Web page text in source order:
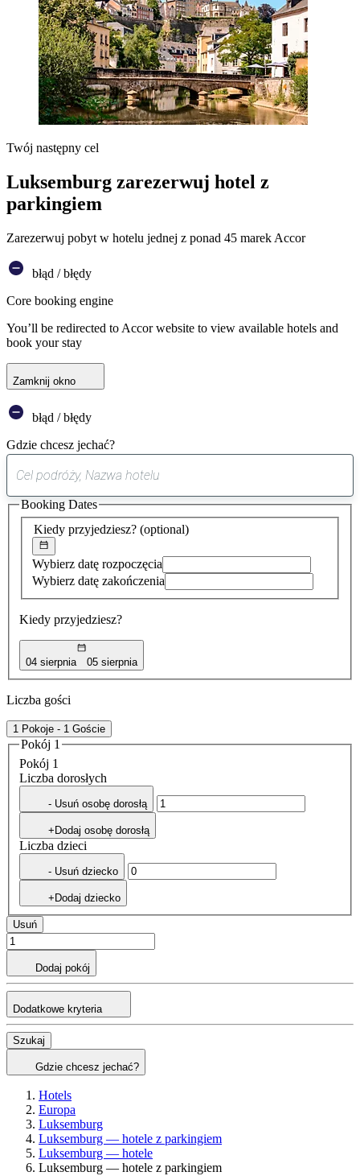
Twój następny cel
Luksemburg zarezerwuj hotel z
parkingiem
Zarezerwuj pobyt w hotelu jednej z ponad 45 marek Accor
błąd / błędy
Core booking engine
You’ll be redirected to Accor website to view available hotels and
book your stay
Zamknij okno
błąd / błędy
Gdzie chcesz jechać?
sugestia
została
znaleziona
Kiedy przyjedziesz? (optional)
Wybierz datę rozpoczęcia
Wybierz datę zakończenia
Kiedy przyjedziesz?
04 sierpnia 05 sierpnia
Booking Dates
Liczba gości
1 Pokoje - 1 Goście
Pokój 1
Pokój 1
Liczba dorosłych
- Usuń osobę dorosłą
+Dodaj osobę dorosłą
Liczba dzieci
- Usuń dziecko
+Dodaj dziecko
Usuń
Dodaj pokój
Dodatkowe kryteria
Szukaj
Gdzie chcesz jechać?
Hotels
Europa
Luksemburg
Luksemburg — hotele z parkingiem
Luksemburg — hotele
Luksemburg — hotele z parkingiem